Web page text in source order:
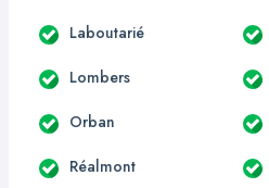
Laboutarié
Lombers
Orban
Réalmont